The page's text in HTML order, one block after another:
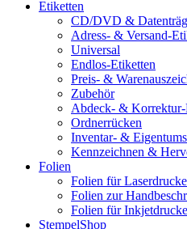
Etiketten
CD/DVD &
Adress- & Versand-
Universal
Endlos-Etiketten
Preis- &
Zubehör
Abdeck- & Korrektur-
Ordnerrücken
Inventar- &
Kennzeichnen &
Folien
Folien für
Folien zur
Folien für
StempelShop